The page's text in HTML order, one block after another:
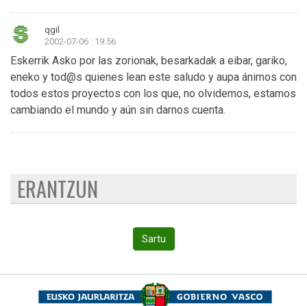
qgil
2002-07-06 : 19:56
Eskerrik Asko por las zorionak, besarkadak a eibar, gariko,
eneko y tod@s quienes lean este saludo y aupa ánimos con
todos estos proyectos con los que, no olvidemos, estamos
cambiando el mundo y aún sin darnos cuenta.
ERANTZUN
Sartu